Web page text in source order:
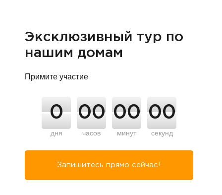
Эксклюзивный тур по
нашим домам
Примите участие
0
дня
00
часов
00
минут
00
секунд
Запишитесь прямо сейчас!